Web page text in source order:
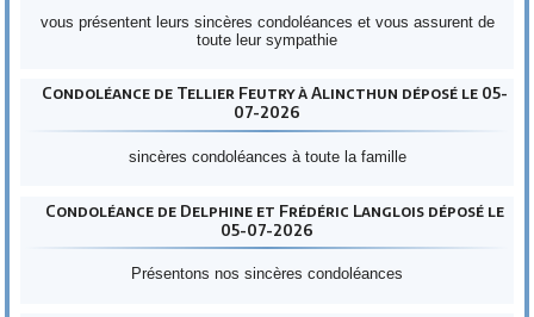
vous présentent leurs sincères condoléances et vous assurent de
toute leur sympathie
Condoléance de Tellier Feutry à Alincthun déposé le 05-
07-2026
sincères condoléances à toute la famille
Condoléance de Delphine et Frédéric Langlois déposé le
05-07-2026
Présentons nos sincères condoléances